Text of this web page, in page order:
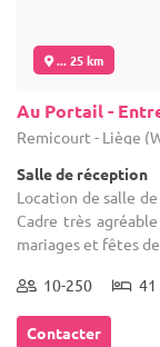
Cadre très
10-250 41
Contacter